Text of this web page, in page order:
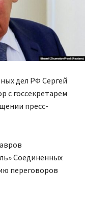
дел РФ Сергей
с госсекретарем
пресс-
Соединенных
переговоров